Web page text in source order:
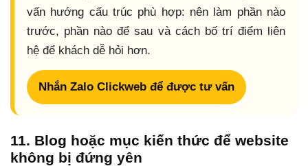
vấn hướng cấu trúc phù hợp: nên làm phần nào
trước, phần nào để sau và cách bố trí điểm liên
hệ để khách dễ hỏi hơn.
Nhắn Zalo Clickweb để được tư vấn
11. Blog hoặc mục kiến thức để website
không bị đứng yên